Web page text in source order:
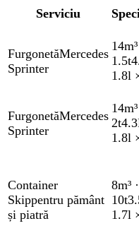
Serviciu
FurgonetăMercedes
Sprinter
14m³
1.5t
1.8l
FurgonetăMercedes
Sprinter
14m³
2t
1.8l
Container
Skippentru pământ
și piatră
8m³ ·
10t
1.7l